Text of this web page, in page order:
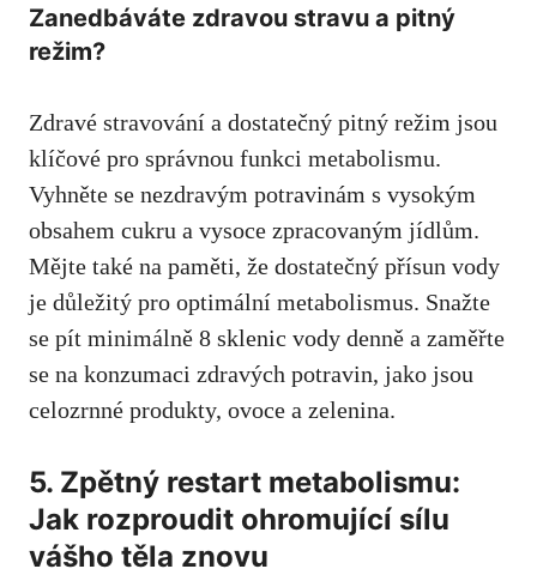
Zanedbáváte zdravou⁣ stravu a ⁢pitný
režim?
Zdravé stravování a dostatečný ⁤pitný režim jsou
⁣klíčové pro správnou funkci metabolismu.
‍Vyhněte se nezdravým ⁣potravinám s vysokým
obsahem cukru a vysoce zpracovaným jídlům.⁣
Mějte také na paměti, že dostatečný přísun vody
je důležitý⁢ pro⁤ optimální metabolismus. Snažte
se pít minimálně 8​ sklenic vody denně a zaměřte
se na konzumaci zdravých potravin, jako⁣ jsou‌
celozrnné produkty, ⁢ovoce⁢ a zelenina.
5. Zpětný restart metabolismu:
Jak rozproudit ohromující sílu
vášho těla znovu